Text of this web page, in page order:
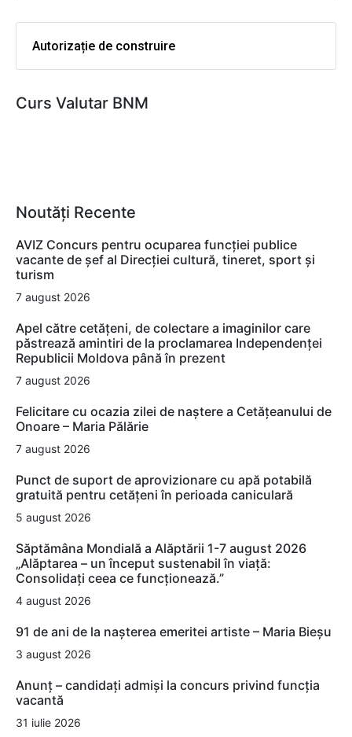
Autorizație de construire
Curs Valutar BNM
Noutăți Recente
AVIZ Concurs pentru ocuparea funcţiei publice
vacante de şef al Direcţiei cultură, tineret, sport şi
turism
7 august 2026
Apel către cetățeni, de colectare a imaginilor care
păstrează amintiri de la proclamarea Independenței
Republicii Moldova până în prezent
7 august 2026
Felicitare cu ocazia zilei de naștere a Cetățeanului de
Onoare – Maria Pălărie
7 august 2026
Punct de suport de aprovizionare cu apă potabilă
gratuită pentru cetățeni în perioada caniculară
5 august 2026
Săptămâna Mondială a Alăptării 1-7 august 2026
„Alăptarea – un început sustenabil în viață:
Consolidați ceea ce funcționează.”
4 august 2026
91 de ani de la nașterea emeritei artiste – Maria Bieșu
3 august 2026
Anunț – candidați admiși la concurs privind funcția
vacantă
31 iulie 2026